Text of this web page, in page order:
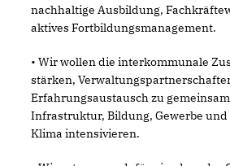
nachhaltige Ausbildung,
aktives Fortbildungsmanagement.
• Wir wollen die interkommunale
stärken,
Erfahrungsaustausch zu
Infrastruktur, Bildung, Gewerbe und
Klima intensivieren.